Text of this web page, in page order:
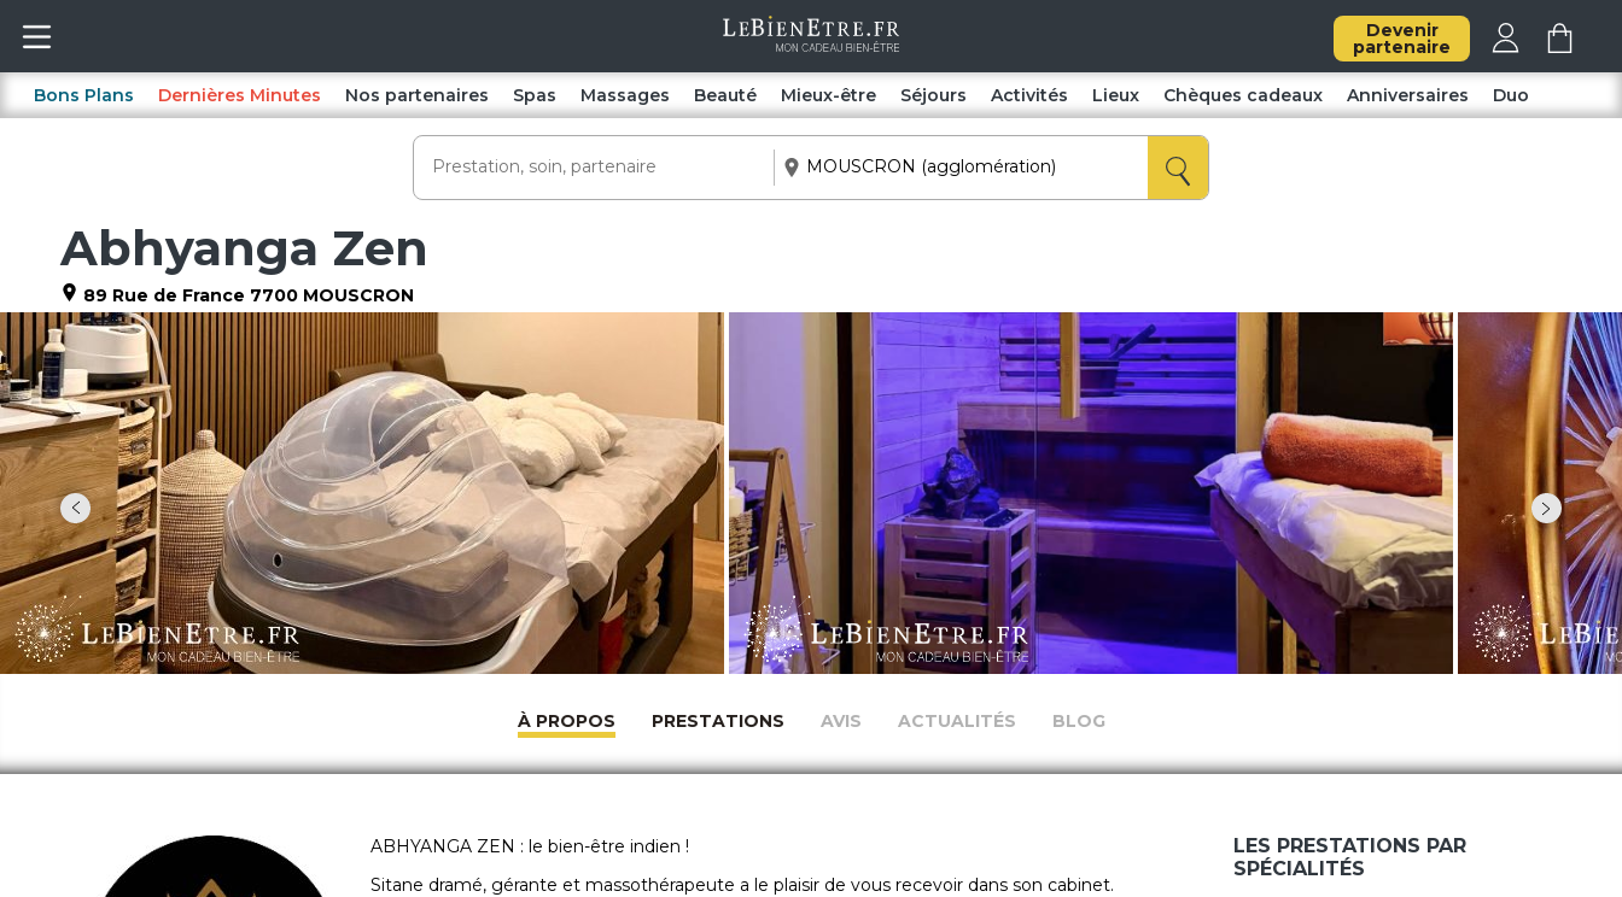
Devenir
partenaire
Bons Plans Dernières Minutes Nos partenaires Spas Massages Beauté Mieux-être Séjours Activités Lieux Chèques cadeaux Anniversaires Duo
Abhyanga Zen
89 Rue de France 7700 MOUSCRON
À PROPOS PRESTATIONS AVIS ACTUALITÉS BLOG
ABHYANGA ZEN : le bien-être indien !
Sitane dramé, gérante et massothérapeute a le plaisir de vous recevoir dans son cabinet.
LES PRESTATIONS PAR
SPÉCIALITÉS